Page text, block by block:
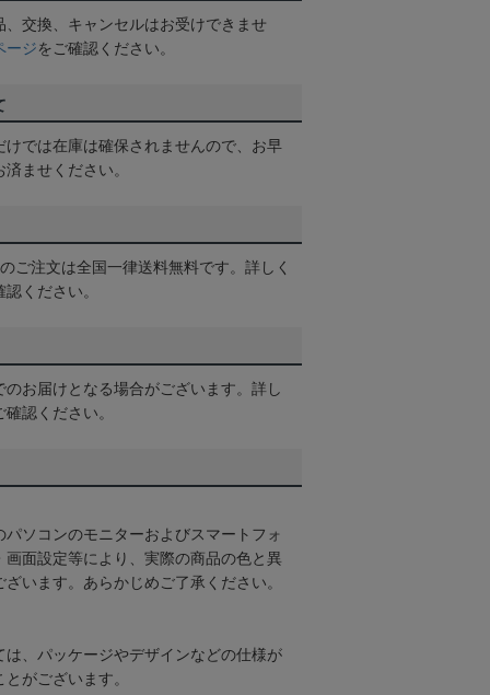
交換、キャンセルはお受けできませ
ージをご確認ください。
けでは在庫は確保されませんので、お早
ませください。
ご注文は全国一律送料無料です。詳しく
認ください。
お届けとなる場合がございます。詳し
確認ください。
ソコンのモニターおよびスマートフォ
画面設定等により、実際の商品の色と異
います。あらかじめご了承ください。
は、パッケージやデザインなどの仕様が
がございます。